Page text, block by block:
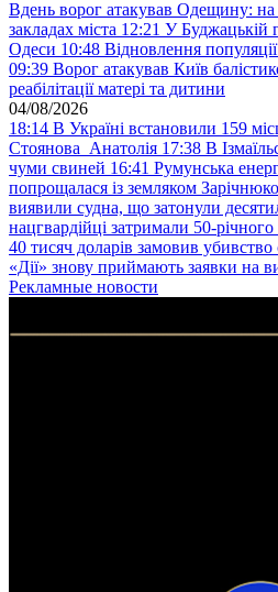
Вдень ворог атакував Одещину: на
закладах міста 12:21 У Буджацькій
Одеси 10:48 Відновлення
09:39 Ворог атакував Київ
реабілітації матері та дитини
04/08/2026
18:14 В Україні встановили 159
Стоянова Анатолія 17:38 В
чуми свиней 16:41 Румунська
попрощалася із земляком
виявили судна, що затонули
нацгвардійці затримали 50-
40 тисяч доларів замовив убивство
«Дії» знову приймають заявки на
Рекламные новости